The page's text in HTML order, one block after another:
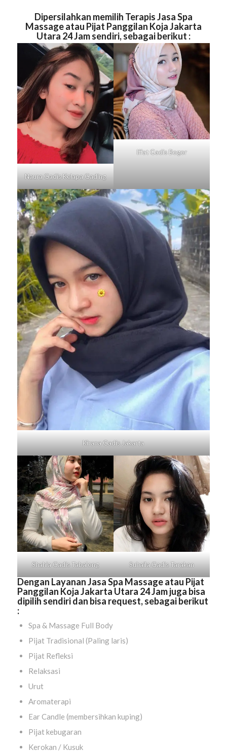
Dipersilahkan memilih Terapis Jasa Spa
Massage atau Pijat Panggilan Koja Jakarta
Utara 24 Jam sendiri, sebagai berikut :
Naura GadisKelapa Gading
Iffat GadisBogor
Kirana GadisJakarta
Shahia GadisTabalong Suhaila GadisTarakan
Dengan Layanan Jasa Spa Massage atau Pijat
Panggilan Koja Jakarta Utara 24 Jam juga bisa
dipilih sendiri dan bisa request, sebagai berikut
:
Spa & Massage Full Body
Pijat Tradisional (Paling laris)
Pijat Refleksi
Relaksasi
Urut
Aromaterapi
Ear Candle (membersihkan kuping)
Pijat kebugaran
Kerokan / Kusuk